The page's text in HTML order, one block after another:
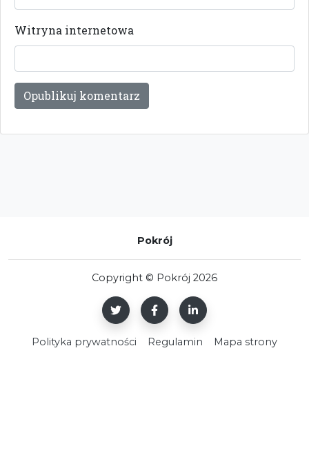
Witryna internetowa
Pokrój
Copyright © Pokrój 2026
Polityka prywatności Regulamin Mapa strony